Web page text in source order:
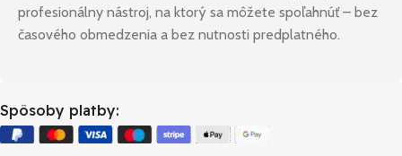
profesionálny nástroj, na ktorý sa môžete spoľahnúť – bez
časového obmedzenia a bez nutnosti predplatného.
Spôsoby platby: